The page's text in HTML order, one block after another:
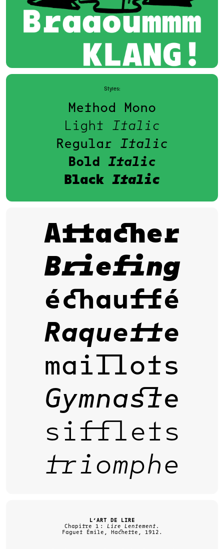
Styles:
Method Mono
Light
Italic
Regular
Italic
Bold
Italic
Black Italic
Attacher
Briefing
échauffé
Raquette
maillots
Gymnaste
sifflets
triomphe
L’ART DE LIRE
Chapitre 1 : Lire Lentement.
Faguet Émile, Hachette, 1912.